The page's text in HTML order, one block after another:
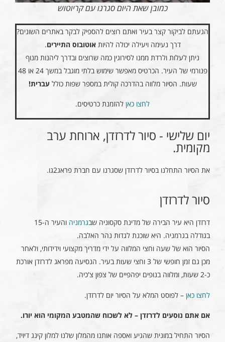
כמובן שאת היום סגרנו עם קריוטוש
הגעתם לביקור קצר בעיר ואתם רוצים להספיק לבקר באתרים השונים?
דרך נעימה ויעילה יכולה להיותאוטובוס התיירים.
ניתן לעלות ולרדת ממנו לסירוגין כמה שרוצים ובדרך ליהנות מנוף
פנורמי של העיר. הכרטיס מאפשר שימוש בלתי מוגבל במשך 24 או 48
שעות. הסיור מלווה בהדרכה קולית במספר שפות כולל עברית!
לחצו כאן להזמנת כרטיסים.
יום שלישי - סיור לדרזדן, ארוחת ערב
מקומית.
את הסיור התחלנו בסיור לדרזדן שסגרנו עם חברת פראג2גו.
סיור לדרזדן
דרזדן היא עיר הבירה של מדינת סקסוניה שבגרמניה
והעיר ה-15
בגודלה בגרמניה. היא שוכנת לגדות נהר האלבה.
הסיור הוא של שעה וחצי המלווה על ידי מדריך מקצועי וידידותי, ולאחר
מכן גם זמן חופשי של 3 וחצי שעות בעיר. הנסיעה מפראג לדרזדן אורכת
כ-2 שעות, ומלווה בנופים יפהפיים של צפון צ'כיה.
לחצו כאן – לפוסט המלא על הסיור יום לדרזדן.
אם אתם נוסעים לדרזדן – לא לשכוח שהמטבע המקומי הוא יורו.
הסיור התחיל במונית שהגיע ואספה אותנו מהמלון שלנו למלון קינג דיויד,